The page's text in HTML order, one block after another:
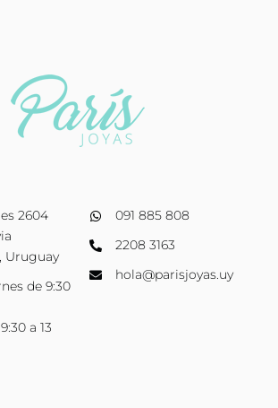
2604
Uruguay
de 9:30
a 13
091 885 808
2208 3163
hola@parisjoyas.uy